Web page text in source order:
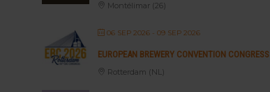
Montélimar (26)
06 SEP 2026 - 09 SEP 2026
EUROPEAN BREWERY CONVENTION CONGRESS
Rotterdam (NL)